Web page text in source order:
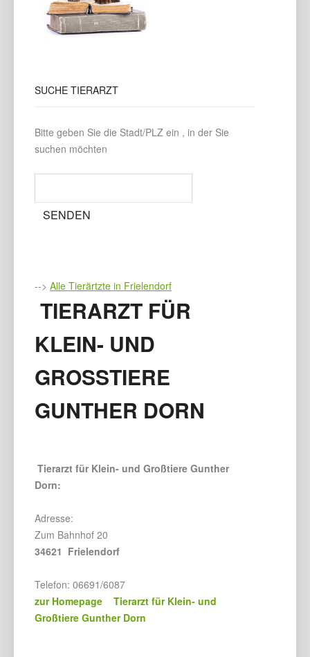
SUCHE TIERARZT
Bitte geben Sie die Stadt/PLZ ein , in der Sie
suchen möchten
--> Alle Tierärtzte in Frielendorf
TIERARZT FÜR
KLEIN- UND
GROSSTIERE G
UNTHER DORN
Tierarzt für Klein- und Großtiere Gunther
Dorn:
Adresse:
Zum Bahnhof 20
34621 Frielendorf
Telefon: 06691/6087
zur Homepage Tierarzt für Klein- und
Großtiere Gunther Dorn